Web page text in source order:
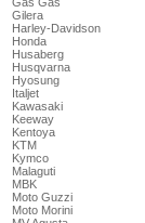
Gilera
Harley-Davidson
Honda
Husaberg
Husqvarna
Hyosung
Italjet
Kawasaki
Keeway
Kentoya
KTM
Kymco
Malaguti
MBK
Moto Guzzi
Moto Morini